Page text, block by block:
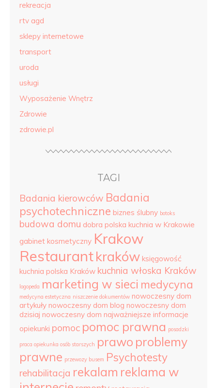
rekreacja
rtv agd
sklepy internetowe
transport
uroda
usługi
Wyposażenie Wnętrz
Zdrowie
zdrowie.pl
TAGI
Badania kierowców Badania
psychotechniczne biznes ślubny botoks
budowa domu dobra polska kuchnia w Krakowie
gabinet kosmetyczny Krakow
Restaurantkraków księgowość
kuchnia polska Kraków kuchnia włoska Kraków
logopeda marketing w sieci medycyna
medycyna estetyczna niszczenie dokumentów nowoczesny dom
artykuły nowoczesny dom blog nowoczesny dom
dzisiaj nowoczesny dom najważniejsze informacje
opiekunki pomoc pomoc prawna posadzki
praca opiekunka osób starszych prawo problemy
prawne przewozy busem Psychotesty
rehabilitacja rekalam reklama w